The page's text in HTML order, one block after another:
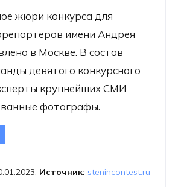
жюри конкурса для
имени Андрея
в Москве. В состав
девятого конкурсного
крупнейших СМИ
фотографы.
памяти Андрея Стенина
года Источник: stenincontest.ru